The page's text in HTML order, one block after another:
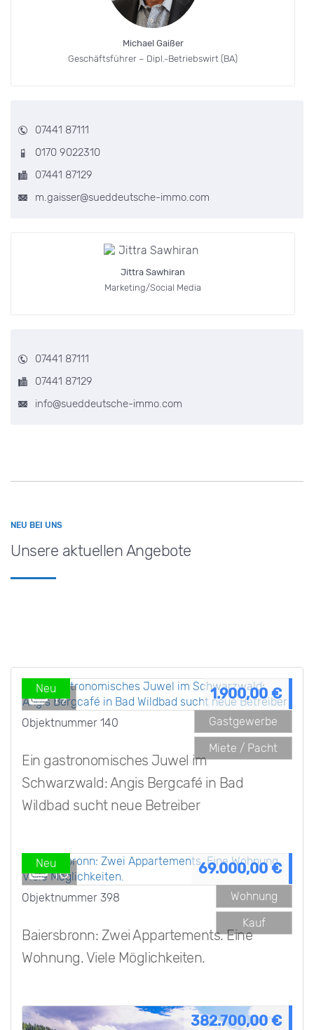
Michael Gaißer
Geschäftsführer – Dipl.-Betriebswirt (BA)
07441 87111
0170 9022310
07441 87129
m.gaisser@sueddeutsche-immo.com
Jittra Sawhiran
Marketing/Social Media
07441 87111
07441 87129
info@sueddeutsche-immo.com
NEU BEI UNS
Unsere aktuellen Angebote
19
Gastgewerbe
Miete / Pacht
Neu 1.900,00 €
Objektnummer 140
Ein gastronomisches Juwel im
Schwarzwald: Angis Bergcafé in Bad
Wildbad sucht neue Betreiber
10
Wohnung
Kauf
Neu 69.000,00 €
Objektnummer 398
Baiersbronn: Zwei Appartements. Eine
Wohnung. Viele Möglichkeiten.
382.700,00 €